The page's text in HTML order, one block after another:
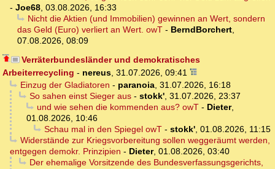
- Joe68, 03.08.2026, 16:33
Nicht die Aktien (und Immobilien) gewinnen an Wert, sondern
das Geld (Euro) verliert an Wert. owT - BerndBorchert,
07.08.2026, 08:09
Verräterbundesländer und demokratisches
Arbeiterrecycling - nereus, 31.07.2026, 09:41
Einzug der Gladiatoren - paranoia, 31.07.2026, 16:18
So sahen einst Sieger aus- stokk', 31.07.2026, 23:37
und wie sehen die kommenden aus? owT- Dieter,
01.08.2026, 10:46
Schau mal in den Spiegel owT- stokk', 01.08.2026, 11:15
Widerstände zur Kriegsvorbereitung sollen weggeräumt werden,
entgegen demokr. Prinzipien - Dieter, 01.08.2026, 03:40
Der ehemalige Vorsitzende des Bundesverfassungsgerichts,